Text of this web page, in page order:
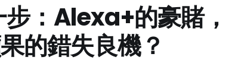
：Alexa+的豪賭，
的錯失良機？